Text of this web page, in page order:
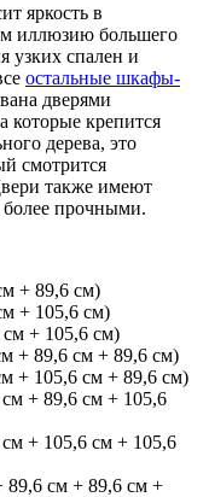
яркость в
иллюзию большего
узких спален и
остальные шкафы-
дверями
которые крепится
дерева, это
смотрится
также имеют
более прочными.
+ 89,6 см)
+ 105,6 см)
+ 105,6 см)
+ 89,6 см + 89,6 см)
+ 105,6 см + 89,6 см)
+ 89,6 см + 105,6
+ 105,6 см + 105,6
89,6 см + 89,6 см +